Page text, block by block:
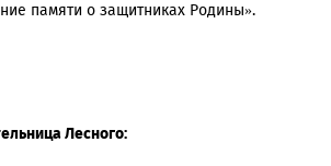
памяти о защитниках Родины».
Лесного: